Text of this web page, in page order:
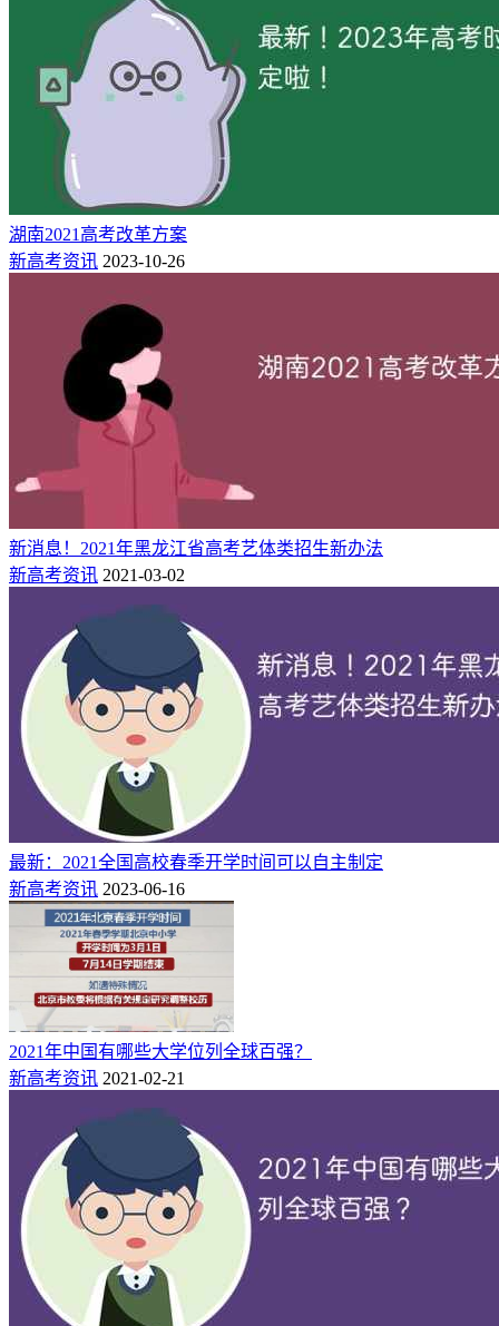
湖南2021高考改革方案
新高考资讯 2023-10-26
新消息！2021年黑龙江省高考艺体类招生新办法
新高考资讯 2021-03-02
最新：2021全国高校春季开学时间可以自主制定
新高考资讯 2023-06-16
2021年中国有哪些大学位列全球百强？
新高考资讯 2021-02-21